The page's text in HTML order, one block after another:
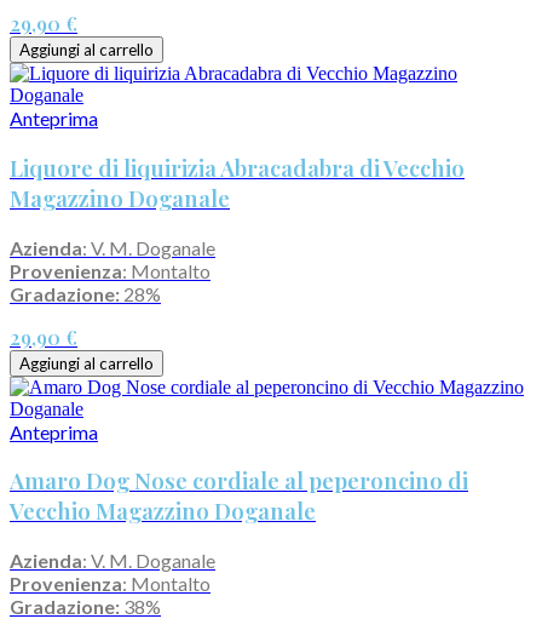
29,90 €
Aggiungi al carrello
Anteprima
Liquore di liquirizia Abracadabra di Vecchio
Magazzino Doganale
Azienda: V. M. Doganale
Provenienza: Montalto
Gradazione: 28%
29,90 €
Aggiungi al carrello
Anteprima
Amaro Dog Nose cordiale al peperoncino di
Vecchio Magazzino Doganale
Azienda: V. M. Doganale
Provenienza: Montalto
Gradazione: 38%